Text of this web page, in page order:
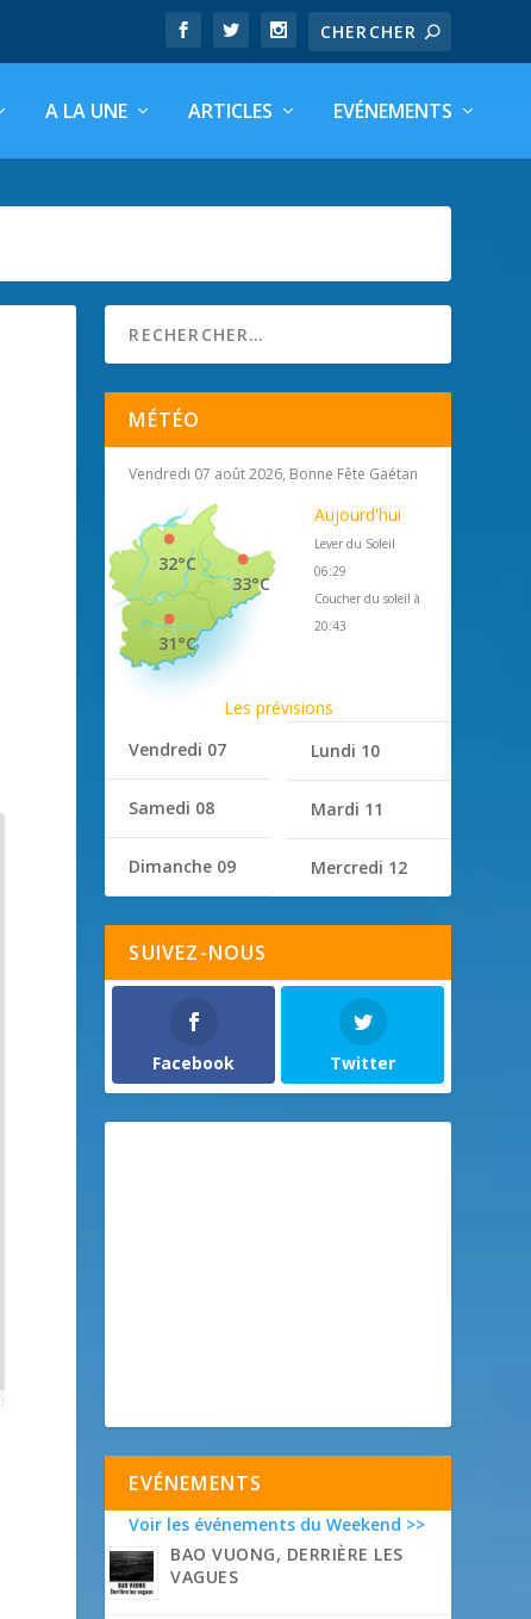
A LA UNE ARTICLES EVÉNEMENTS
MÉTÉO
Vendredi 07 août 2026, Bonne Fête Gaétan
33°C
32°C
31°C
Aujourd'hui
Lever du Soleil
06:29
Coucher du soleil à
20:43
Les prévisions
Vendredi 07
Samedi 08
Dimanche 09
Lundi 10
Mardi 11
Mercredi 12
SUIVEZ-NOUS
Facebook Twitter
EVÉNEMENTS
Voir les événements du Weekend >>
BAO VUONG, DERRIÈRE LES
VAGUES